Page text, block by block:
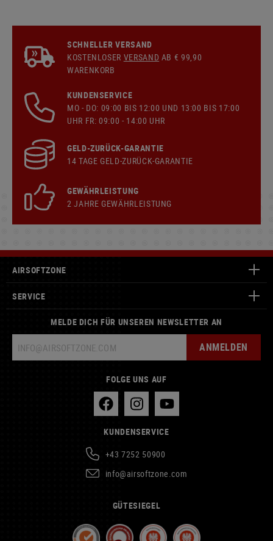
SCHNELLER VERSAND
KOSTENLOSER VERSAND AB € 99,90
WARENKORB
KUNDENSERVICE
MO - DO: 09:00 BIS 12:00 UND 13:00 BIS 17:00
UHR FR: 09:00 - 14:00 UHR
GELD-ZURÜCK-GARANTIE
14 TAGE GELD-ZURÜCK-GARANTIE
GEWÄHRLEISTUNG
2 JAHRE GEWÄHRLEISTUNG
AIRSOFTZONE
SERVICE
MELDE DICH FÜR UNSEREN NEWSLETTER AN
ANMELDEN
FOLGE UNS AUF
KUNDENSERVICE
+43 7252 50900
info@airsoftzone.com
GÜTESIEGEL